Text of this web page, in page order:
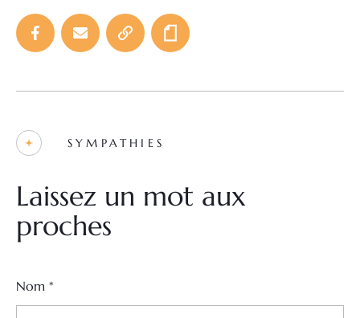
SYMPATHIES
Laissez un mot aux
proches
Nom *